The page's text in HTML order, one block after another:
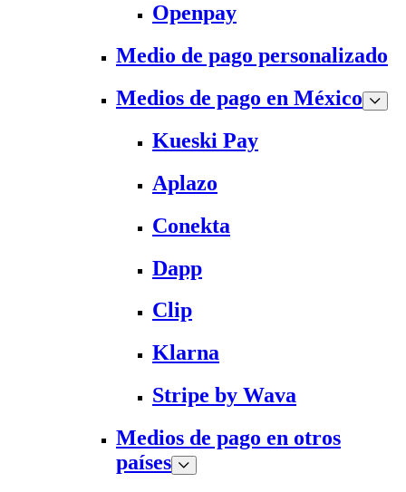
Openpay
Medio de pago personalizado
Medios de pago en México
Kueski Pay
Aplazo
Conekta
Dapp
Clip
Klarna
Stripe by Wava
Medios de pago en otros
países